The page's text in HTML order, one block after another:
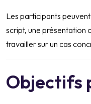
Les participants
script, une présentation
travailler sur un cas
Objectifs